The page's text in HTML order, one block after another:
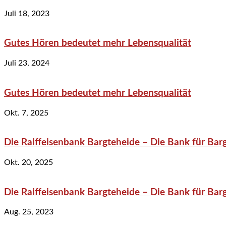
Juli 18, 2023
Gutes Hören bedeutet mehr Lebensqualität
Juli 23, 2024
Gutes Hören bedeutet mehr Lebensqualität
Okt. 7, 2025
Die Raiffeisenbank Bargteheide – Die Bank für
Okt. 20, 2025
Die Raiffeisenbank Bargteheide – Die Bank für
Aug. 25, 2023